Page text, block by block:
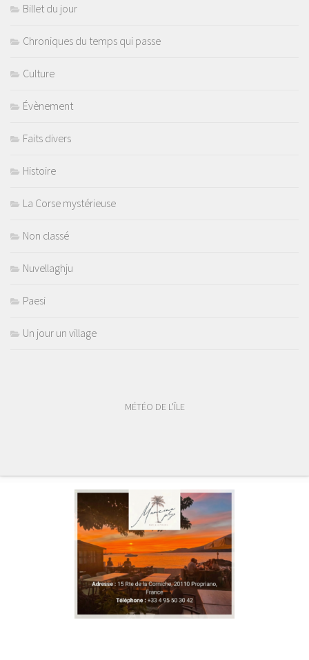
Billet du jour
Chroniques du temps qui passe
Culture
Évènement
Faits divers
Histoire
La Corse mystérieuse
Non classé
Nuvellaghju
Paesi
Un jour un village
MÉTÉO DE L'ÎLE